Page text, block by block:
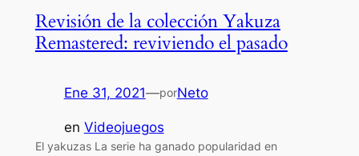
Revisión de la colección Yakuza
Remastered: reviviendo el pasado
Ene 31, 2021—porNeto
en Videojuegos
El yakuzas La serie ha ganado popularidad en